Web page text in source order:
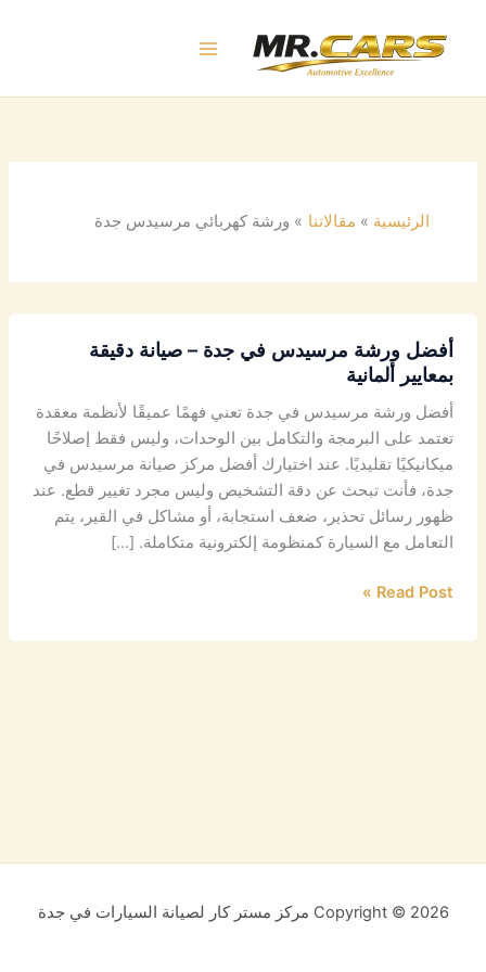
المحتوى
الرئيسية مقالاتنا ورشة كهربائي مرسيدس جدة
أفضل ورشة مرسيدس في جدة – صيانة دقيقة
بمعايير ألمانية
أفضل ورشة مرسيدس في جدة تعني فهمًا عميقًا لأنظمة معقدة
تعتمد على البرمجة والتكامل بين الوحدات، وليس فقط إصلاحًا
ميكانيكيًا تقليديًا. عند اختيارك أفضل مركز صيانة مرسيدس في
جدة، فأنت تبحث عن دقة التشخيص وليس مجرد تغيير قطع. عند
ظهور رسائل تحذير، ضعف استجابة، أو مشاكل في القير، يتم
التعامل مع السيارة كمنظومة إلكترونية متكاملة. […]
Read Post »
Copyright © 2026 مركز مستر كار لصيانة السيارات في جدة